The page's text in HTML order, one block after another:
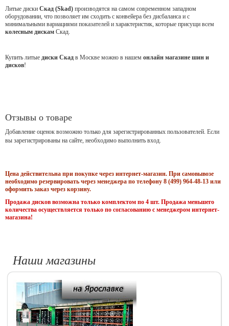
Литые диски Скад (Skad) производятся на самом современном западном
оборудовании, что позволяет им сходить с конвейера без дисбаланса и с
минимальными вариациями показателей и характеристик, которые присущи всем
колесным дискам Скад.
Купить литые диски Скад в Москве можно в нашем онлайн магазине шин и
дисков!
Отзывы о товаре
Добавление оценок возможно только для зарегистрированных пользователей. Если
вы зарегистрированы на сайте, необходимо выполнить вход.
Цена действительна при покупке через интернет-магазин. При самовывозе
необходимо резервировать через менеджера по телефону 8 (499) 964-48-13 или
оформить заказ через корзину.
Продажа дисков возможна только комплектом по 4 шт. Продажа меньшего
количества осуществляется только по согласованию с менеджером интернет-
магазина!
Наши магазины